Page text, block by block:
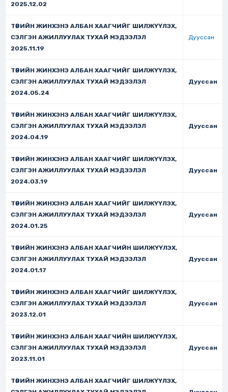
2025.12.02
ТӨРИЙН ЖИНХЭНЭ АЛБАН ХААГЧИЙГ ШИЛЖҮҮЛЭХ,
СЭЛГЭН АЖИЛЛУУЛАХ ТУХАЙ МЭДЭЭЛЭЛ
2025.11.19
Дууссан
ТӨРИЙН ЖИНХЭНЭ АЛБАН ХААГЧИЙГ ШИЛЖҮҮЛЭХ,
СЭЛГЭН АЖИЛЛУУЛАХ ТУХАЙ МЭДЭЭЛЭЛ
2024.05.24
Дууссан
ТӨРИЙН ЖИНХЭНЭ АЛБАН ХААГЧИЙГ ШИЛЖҮҮЛЭХ,
СЭЛГЭН АЖИЛЛУУЛАХ ТУХАЙ МЭДЭЭЛЭЛ
2024.04.19
Дууссан
ТӨРИЙН ЖИНХЭНЭ АЛБАН ХААГЧИЙГ ШИЛЖҮҮЛЭХ,
СЭЛГЭН АЖИЛЛУУЛАХ ТУХАЙ МЭДЭЭЛЭЛ
2024.03.19
Дууссан
ТӨРИЙН ЖИНХЭНЭ АЛБАН ХААГЧИЙГ ШИЛЖҮҮЛЭХ,
СЭЛГЭН АЖИЛЛУУЛАХ ТУХАЙ МЭДЭЭЛЭЛ
2024.01.25
Дууссан
ТӨРИЙН ЖИНХЭНЭ АЛБАН ХААГЧИЙН ШИЛЖҮҮЛЭХ,
СЭЛГЭН АЖИЛЛУУЛАХ ТУХАЙ МЭДЭЭЛЭЛ
2024.01.17
Дууссан
ТӨРИЙН ЖИНХЭНЭ АЛБАН ХААГЧИЙГ ШИЛЖҮҮЛЭХ,
СЭЛГЭН АЖИЛЛУУЛАХ ТУХАЙ МЭДЭЭЛЭЛ
2023.12.01
Дууссан
ТӨРИЙН ЖИНХЭНЭ АЛБАН ХААГЧИЙН ШИЛЖҮҮЛЭХ,
СЭЛГЭН АЖИЛЛУУЛАХ ТУХАЙ МЭДЭЭЛЭЛ
2023.11.01
Дууссан
ТӨРИЙН ЖИНХЭНЭ АЛБАН ХААГЧИЙГ ШИЛЖҮҮЛЭХ,